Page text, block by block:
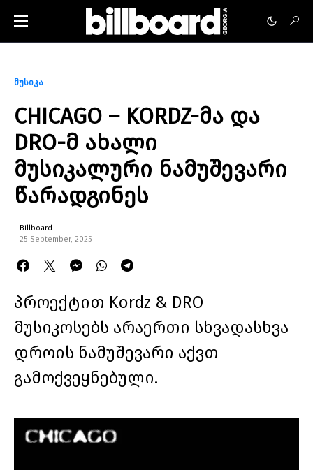
მუსიკა
CHICAGO – KORDZ-მა და
DRO-მ ახალი
მუსიკალური ნამუშევარი
წარადგინეს
Billboard
25 September, 2025
პროექტით Kordz & DRO
მუსიკოსებს არაერთი სხვადასხვა
დროის ნამუშევარი აქვთ
გამოქვეყნებული.